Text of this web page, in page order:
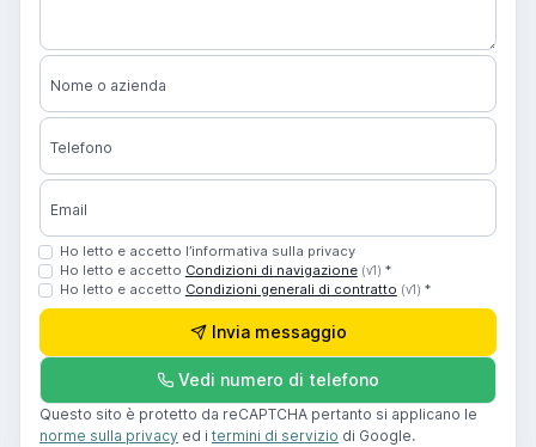
Nome o azienda
Telefono
Email
Ho letto e accetto l’informativa sulla privacy
Ho letto e accetto Condizioni di navigazione (v1) *
Ho letto e accetto Condizioni generali di contratto (v1) *
Invia messaggio
Vedi numero di telefono
Questo sito è protetto da reCAPTCHA pertanto si applicano le
norme sulla privacy ed i termini di servizio di Google.